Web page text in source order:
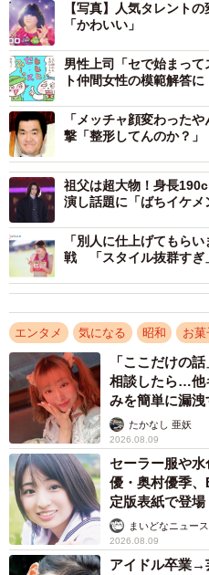
【写真】人気タレント
「かわいい」
男性上司「セで始まっ
ト仲間女性の模範解答に
「メッチャ顔変わった
撃「整形してんのか？」
祖父は超大物！身長
演し話題に「ばちイケ
「別人に仕上げてもら
戦 「スタイル抜群すぎ
エンタメ 気になる 昭和 お菓
「ここだけの
相談したら…他キャ
みを簡単に漏
ャストに取材】
たかなし 亜妖
2026.08.09
セーラー服や
優・奥村優季
定版表紙で登
まいどなニュー
2026.08.09
アイドル卒業→